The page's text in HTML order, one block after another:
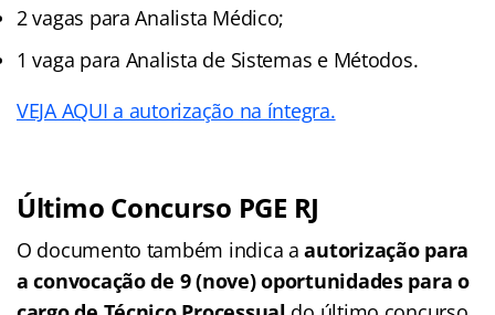
2 vagas para Analista Médico;
1 vaga para Analista de Sistemas e Métodos.
VEJA AQUI a autorização na íntegra.
Último Concurso PGE RJ
O documento também indica aautorização para
a convocação de 9 (nove) oportunidades para o